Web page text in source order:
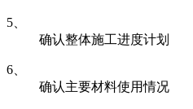
5、
确认整体施工进度计划
6、
确认主要材料使用情况